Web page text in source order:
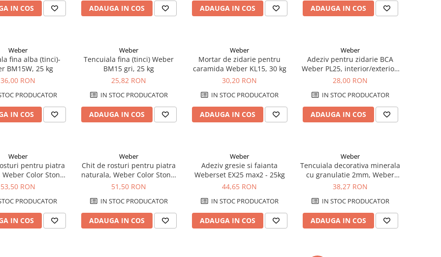
IN COS ADAUGA IN COS ADAUGA IN COS ADAUGA IN COS
Weber
fina alba (tinci)-
BM15W, 25 kg
36,00 RON
PRODUCATOR
IN COS
Weber
Tencuiala fina (tinci) Weber
BM15 gri, 25 kg
25,82 RON
IN STOC PRODUCATOR
ADAUGA IN COS
Weber
Mortar de zidarie pentru
caramida Weber KL15, 30 kg
30,20 RON
IN STOC PRODUCATOR
ADAUGA IN COS
Weber
Adeziv pentru zidarie BCA
Weber PL25, interior/exterior,
25 kg
28,00 RON
IN STOC PRODUCATOR
ADAUGA IN COS
Weber
pentru piatra
Color Stone,
alb, 20 kg
53,50 RON
PRODUCATOR
IN COS
Weber
Chit de rosturi pentru piatra
naturala, Weber Color Stone,
gri, 20 kg
51,50 RON
IN STOC PRODUCATOR
ADAUGA IN COS
Weber
Adeziv gresie si faianta
Weberset EX25 max2 - 25kg
44,65 RON
IN STOC PRODUCATOR
ADAUGA IN COS
Weber
Tencuiala decorativa minerala
cu granulatie 2mm, Weber
MIN100 K2, 20kg
38,27 RON
IN STOC PRODUCATOR
ADAUGA IN COS